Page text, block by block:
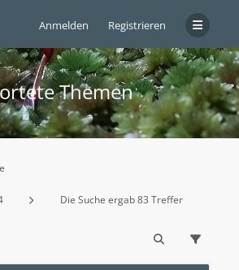
Anmelden Registrieren
Themen
Die Suche ergab 83 Treffer